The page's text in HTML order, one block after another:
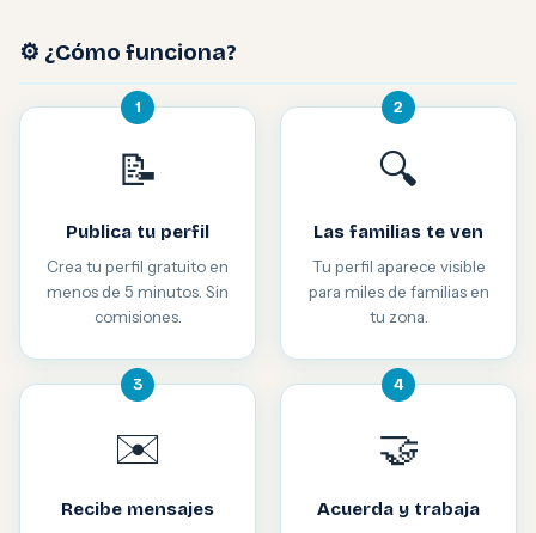
⚙️ ¿Cómo funciona?
1
📝
Publica tu perfil
Crea tu perfil gratuito en
menos de 5 minutos. Sin
comisiones.
2
🔍
Las familias te ven
Tu perfil aparece visible
para miles de familias en
tu zona.
3
✉️
Recibe mensajes
4
🤝
Acuerda y trabaja